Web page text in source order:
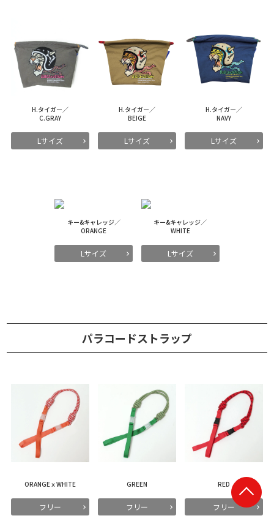
H.タイガー／
C.GRAY
Lサイズ
H.タイガー／
BEIGE
Lサイズ
H.タイガー／
NAVY
Lサイズ
キー&キャレッジ／
ORANGE
Lサイズ
キー&キャレッジ／
WHITE
Lサイズ
パラコードストラップ
ORANGEｘWHITE
フリー
GREEN
フリー
RED
フリー